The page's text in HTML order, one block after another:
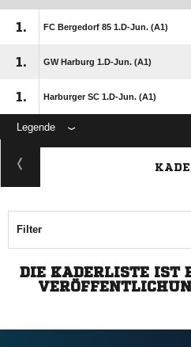
1. FC Bergedorf 85 1.D-Jun. (A1)
1. GW Harburg 1.D-Jun. (A1)
1. Harburger SC 1.D-Jun. (A1)
Legende
Filter
DIE KADERLISTE IST